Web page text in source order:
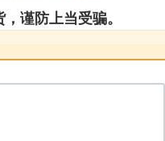
谨防上当受骗。